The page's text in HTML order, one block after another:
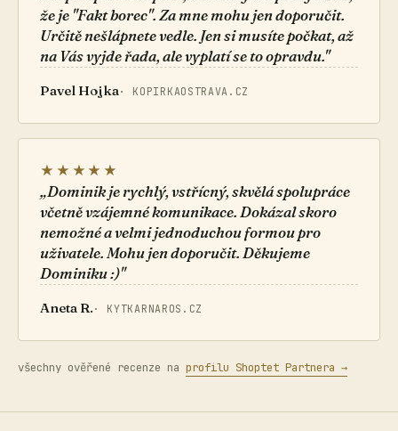
že je "Fakt borec". Za mne mohu jen doporučit.
Určitě nešlápnete vedle. Jen si musíte počkat, až
na Vás vyjde řada, ale vyplatí se to opravdu."
Pavel Hojka· KOPIRKAOSTRAVA.CZ
★★★★★
„Dominik je rychlý, vstřícný, skvělá spolupráce
včetně vzájemné komunikace. Dokázal skoro
nemožné a velmi jednoduchou formou pro
uživatele. Mohu jen doporučit. Děkujeme
Dominiku :)"
Aneta R. · KYTKARNAROS.CZ
všechny ověřené recenze na profilu Shoptet Partnera →